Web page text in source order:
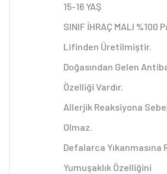
15-16 YAŞ
SINIF İHRAÇ MALI %100
Lifinden Üretilmiştir.
Doğasından Gelen
Özelliği Vardır.
Allerjik Reaksiyona
Olmaz.
Defalarca Yıkanmasına
Yumuşaklık Özelliğini